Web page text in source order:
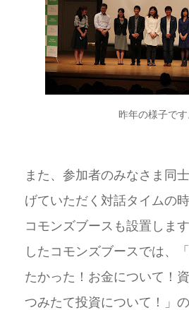
昨年の様子です
また、参加者のみなさま同
げていただく対話タイムの
コモンズブースも設置しま
したコモンズブースでは、
たかった！お金について！
つみたて投資について！」